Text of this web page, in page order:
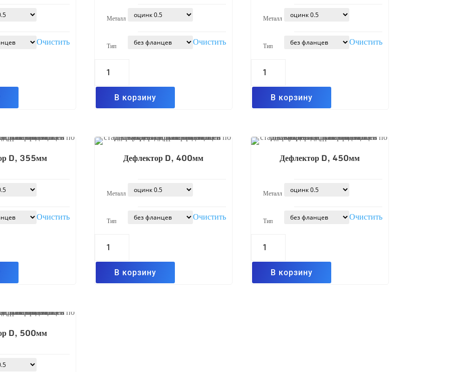
Очистить
Металл
Тип Очистить
товара
Дефлектор
280мм
В корзину
Металл
Тип Очистить
товара
Дефлектор
315мм
В корзину
D, 355мм
Очистить
Дефлектор D, 400мм
Металл
Тип Очистить
товара
Дефлектор
400мм
В корзину
Дефлектор D, 450мм
Металл
Тип Очистить
товара
Дефлектор
450мм
В корзину
D, 500мм